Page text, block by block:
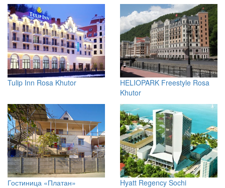
Tulip Inn Rosa Khutor
HELIOPARK Freestyle Rosa
Khutor
Гостиница «Платан» Hyatt Regency Sochi